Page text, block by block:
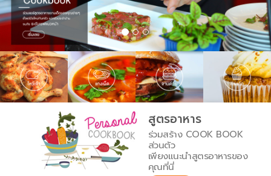
สูตรอาหารล่าสุด
Top Foodie
พาไปชิม
สารพันก้นครัว
เคล็ดลับน่ารู้
เปรียบเทียบหน่วยการตวง
เปรียบเทียบอุณหภูมิ
เปรียบเทียบน้ำหนักวัตถุดิบ
FoodPedia
สร้าง Cookbook
สูตรอาหาร
ร่วมสร้าง COOK BOOK
ส่วนตัว
เพียงแนะนำสูตรอาหารของ
คุณที่นี่